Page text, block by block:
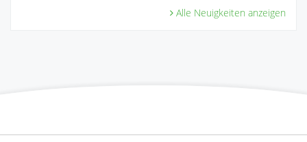
Alle Neuigkeiten anzeigen